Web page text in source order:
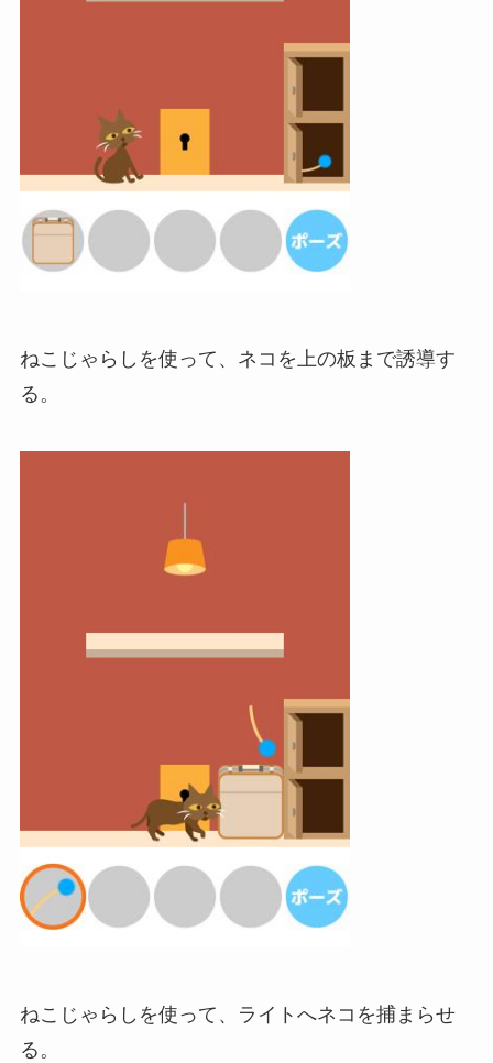
ねこじゃらしを使って、ネコを上の板まで誘導す
る。
ねこじゃらしを使って、ライトへネコを捕まらせ
る。